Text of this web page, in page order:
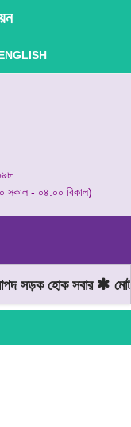
সকাল - ০৪.০০ বিকাল)
সড়ক হোক সবার